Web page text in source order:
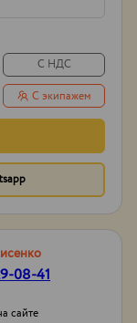
С НДС
С экипажем
08-41
сайте